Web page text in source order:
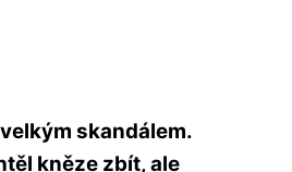
skandálem.
kněze zbít, ale